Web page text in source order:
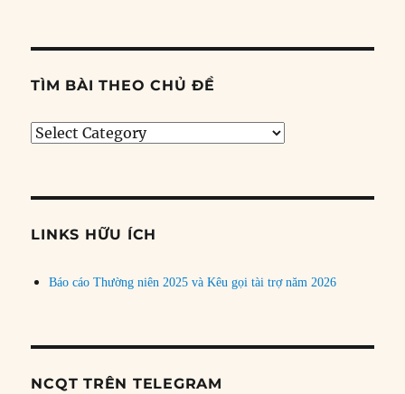
TÌM BÀI THEO CHỦ ĐỀ
Tìm
đề
LINKS HỮU ÍCH
Báo cáo Thường niên 2025 và Kêu gọi tài trợ năm 2026
NCQT TRÊN TELEGRAM